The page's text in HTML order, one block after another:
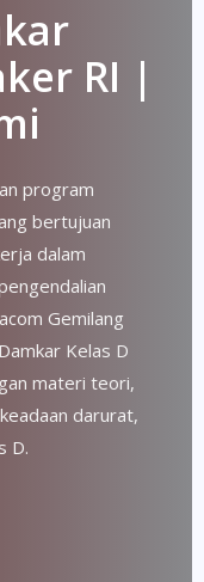
RI |
program
bertujuan
dalam
Gemilang
Kelas D
materi teori,
darurat,
D.